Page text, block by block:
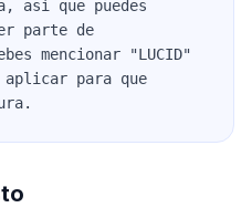
así que puedes
parte de
mencionar "LUCID"
para que